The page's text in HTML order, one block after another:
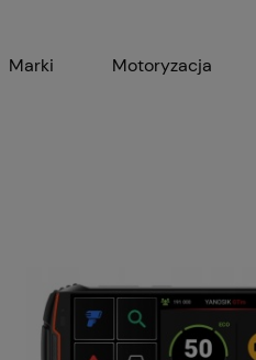
Marki Motoryzacja